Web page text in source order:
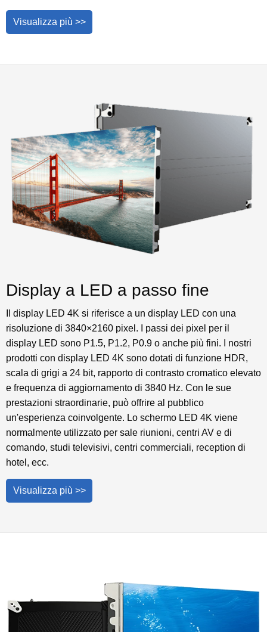
Visualizza più >>
Display a LED a passo fine
Il display LED 4K si riferisce a un display LED con una
risoluzione di 3840×2160 pixel. I passi dei pixel per il
display LED sono P1.5, P1.2, P0.9 o anche più fini. I nostri
prodotti con display LED 4K sono dotati di funzione HDR,
scala di grigi a 24 bit, rapporto di contrasto cromatico elevato
e frequenza di aggiornamento di 3840 Hz. Con le sue
prestazioni straordinarie, può offrire al pubblico
un'esperienza coinvolgente. Lo schermo LED 4K viene
normalmente utilizzato per sale riunioni, centri AV e di
comando, studi televisivi, centri commerciali, reception di
hotel, ecc.
Visualizza più >>